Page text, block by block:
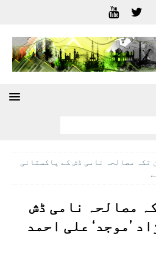
تکہ مصالحہ نامی ڈش کے پاکستانی
مصالحہ نامی ڈش
’موجد‘ علی احمد